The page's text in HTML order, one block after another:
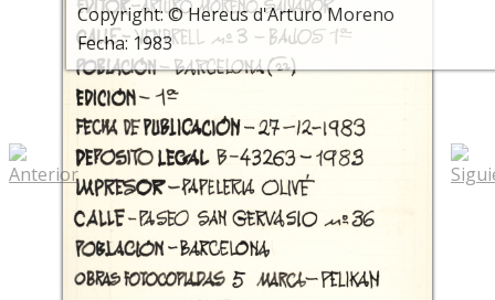
Copyright: © Hereus d'Arturo Moreno
Fecha: 1983